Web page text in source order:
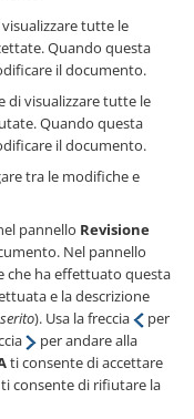
tutte le
Quando questa
il documento.
di visualizzare tutte le
Quando questa
il documento.
tra le modifiche e
pannello Revisione
Nel pannello
che ha effettuato questa
e la descrizione
). Usa la freccia
per
per andare alla
ti consente di accettare
ti consente di rifiutare la